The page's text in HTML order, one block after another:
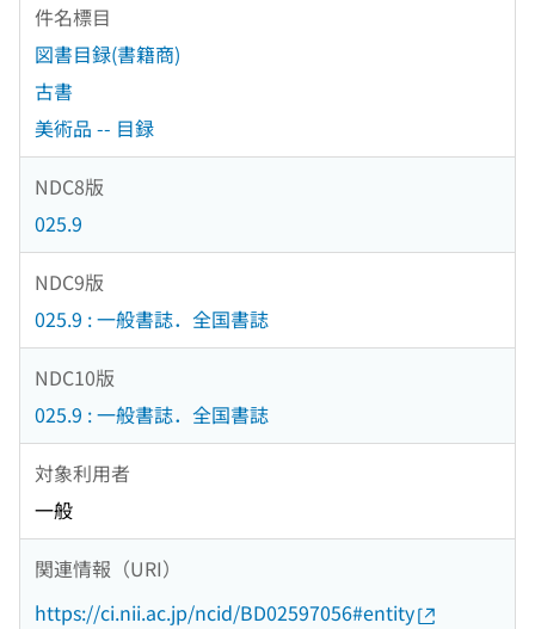
件名標目
図書目録(書籍商)
古書
美術品 -- 目録
NDC8版
025.9
NDC9版
025.9 : 一般書誌．全国書誌
NDC10版
025.9 : 一般書誌．全国書誌
対象利用者
一般
関連情報（URI）
https://ci.nii.ac.jp/ncid/BD02597056#entity